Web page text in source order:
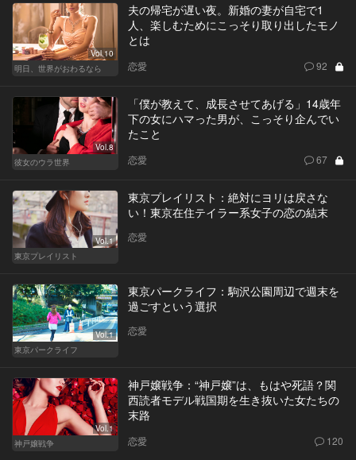
Vol.10
明日、世界がおわるなら
夫の帰宅が遅い夜。新婚の妻が自宅で1
人、楽しむためにこっそり取り出したモノ
とは
恋愛 92
Vol.8
彼女のウラ世界
「僕が教えて、成長させてあげる」14歳年
下の女にハマった男が、こっそり企んでい
たこと
恋愛 67
Vol.1
東京プレイリスト
東京プレイリスト：絶対にヨリは戻さな
い！東京在住テイラー系女子の恋の結末
恋愛
Vol.1
東京パークライフ
東京パークライフ：駒沢公園周辺で週末を
過ごすという選択
恋愛
Vol.1
神戸嬢戦争
神戸嬢戦争：“神戸嬢”は、もはや死語？関
西読者モデル戦国期を生き抜いた女たちの
末路
恋愛 120